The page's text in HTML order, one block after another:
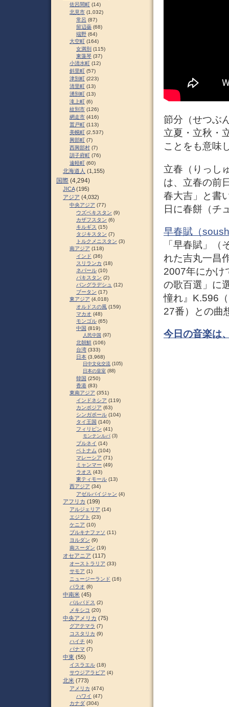
節分（せつぶ
立夏・立秋・
ことをも意味
立春（りっし
は、立春の前
春大吉」と書
日に春餅（チ
早春賦（
「早春賦」
れた吉丸一昌
2007年にかけ
の歌百選」に
憧れ』K.596
27番）との曲
今日の音楽は
佐呂間町 (14)
北見市 (1,032)
常呂 (87)
留辺蘂 (68)
端野 (64)
大空町 (164)
女満別 (115)
東藻琴 (37)
小清水町 (12)
斜里町 (57)
津別町 (223)
清里町 (13)
湧別町 (13)
滝上町 (6)
紋別市 (126)
網走市 (416)
置戸町 (113)
美幌町 (2,537)
興部町 (7)
西興部村 (7)
訓子府町 (76)
遠軽町 (60)
北海道人 (1,155)
国際 (4,294)
JICA(195)
アジア (4,032)
中央アジア (77)
ウズベキスタン (9)
カザフスタン (6)
キルギス (15)
タジキスタン (7)
トルクメニスタン (3)
南アジア (118)
インド (36)
スリランカ (18)
ネパール (10)
パキスタン (2)
バングラデシュ (12)
ブータン (17)
東アジア (4,018)
オルドスの風 (159)
マカオ (48)
モンゴル (65)
中国 (819)
人民中国 (97)
北朝鮮 (106)
台湾 (333)
日本 (3,968)
日中文化交流 (105)
日本の皇室 (88)
韓国 (250)
香港 (83)
東南アジア (351)
インドネシア (119)
カンボジア (63)
シンガポール (104)
タイ王国 (140)
フィリピン (41)
モンテンルパ (3)
ブルネイ (14)
ベトナム (104)
マレーシア (71)
ミャンマー (49)
ラオス (43)
東ティモール (13)
西アジア (34)
アゼルバイジャン (4)
アフリカ (199)
アルジェリア (14)
エジプト (23)
ケニア (10)
ブルキナファソ (11)
ヨルダン (9)
南スーダン (19)
オセアニア (117)
オーストラリア (33)
サモア (1)
ニュージーランド (16)
パラオ (8)
中南米 (45)
バルバドス (2)
メキシコ (20)
中央アメリカ (75)
グアテマラ (7)
コスタリカ (9)
ハイチ (4)
パナマ (7)
中東 (55)
イスラエル (18)
サウジアラビア (4)
北米 (773)
アメリカ (474)
ハワイ (47)
カナダ (304)